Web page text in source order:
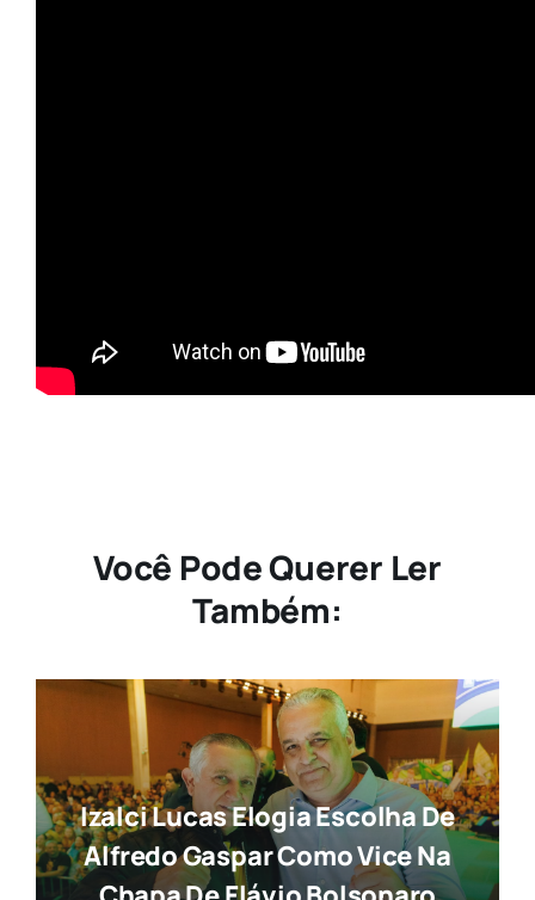
Você Pode Querer Ler
Também:
Izalci Lucas Elogia Escolha De
Alfredo Gaspar Como Vice Na